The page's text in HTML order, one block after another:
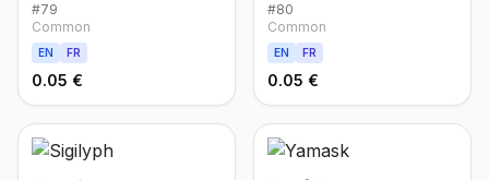
#79
Common
EN FR
0.05 €
#80
Common
EN FR
0.05 €